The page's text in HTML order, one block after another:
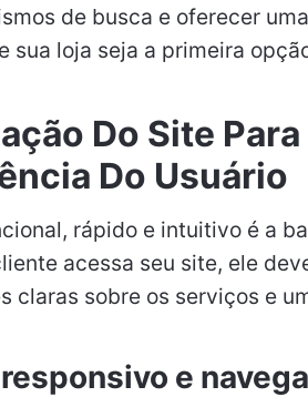
de busca e oferecer
sua loja seja a primeira
Do Site
Do Usuário
rápido e intuitivo é a
acessa seu site, ele
claras sobre os serviços e
e